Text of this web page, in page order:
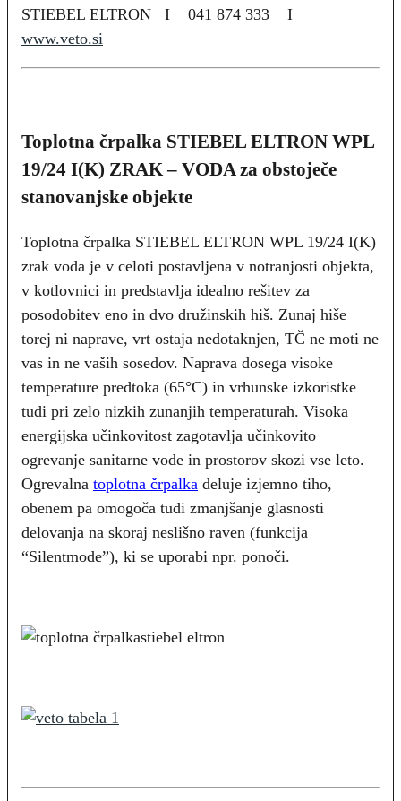
STIEBEL ELTRON I 041 874 333 I
www.veto.si
Toplotna črpalka STIEBEL ELTRON WPL
19/24 I(K) ZRAK – VODA za obstoječe
stanovanjske objekte
Toplotna črpalka STIEBEL ELTRON WPL 19/24 I(K)
zrak voda je v celoti postavljena v notranjosti objekta,
v kotlovnici in predstavlja idealno rešitev za
posodobitev eno in dvo družinskih hiš. Zunaj hiše
torej ni naprave, vrt ostaja nedotaknjen, TČ ne moti ne
vas in ne vaših sosedov. Naprava dosega visoke
temperature predtoka (65°C) in vrhunske izkoristke
tudi pri zelo nizkih zunanjih temperaturah. Visoka
energijska učinkovitost zagotavlja učinkovito
ogrevanje sanitarne vode in prostorov skozi vse leto.
Ogrevalna toplotna črpalka deluje izjemno tiho,
obenem pa omogoča tudi zmanjšanje glasnosti
delovanja na skoraj neslišno raven (funkcija
“Silentmode”), ki se uporabi npr. ponoči.